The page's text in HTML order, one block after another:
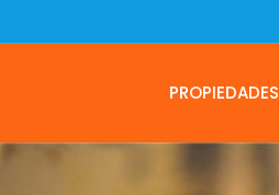
PROPIEDADES